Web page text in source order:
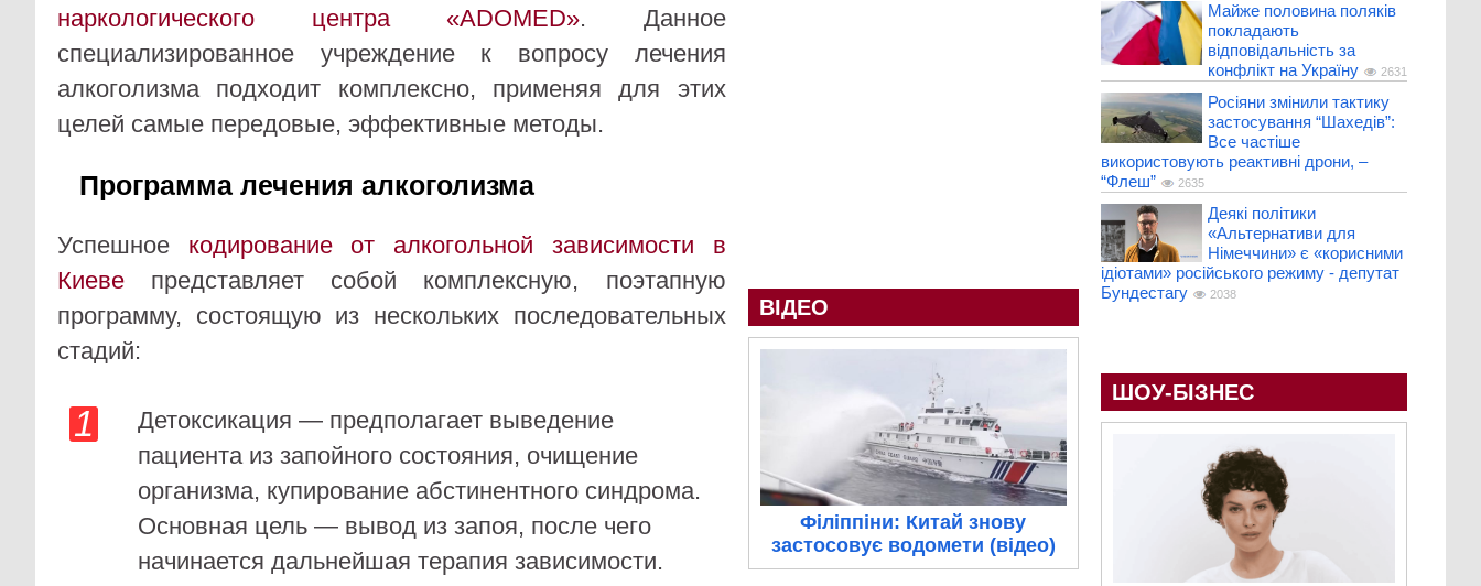
наркологического центра «ADOMED». Данное
специализированное учреждение к вопросу лечения
алкоголизма подходит комплексно, применяя для этих
целей самые передовые, эффективные методы.
Программа лечения алкоголизма
Успешное кодирование от алкогольной зависимости в
Киеве представляет собой комплексную, поэтапную
программу, состоящую из нескольких последовательных
стадий:
Детоксикация — предполагает выведение
пациента из запойного состояния, очищение
организма, купирование абстинентного синдрома.
Основная цель — вывод из запоя, после чего
начинается дальнейшая терапия зависимости.
ВІДЕО
Філіппіни: Китай знову
застосовує водомети (відео)
Майже половина поляків
покладають
відповідальність за
конфлікт на Україну
2631
Росіяни змінили тактику
застосування “Шахедів”:
Все частіше
використовують реактивні дрони, –
“Флеш”
2635
Деякі політики
«Альтернативи для
Німеччини» є «корисними
ідіотами» російського режиму - депутат
Бундестагу
2038
ШОУ-БІЗНЕС